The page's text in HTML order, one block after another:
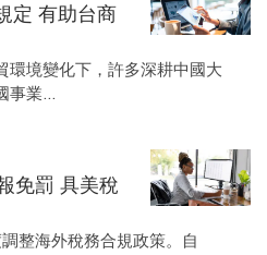
定 有助台商
環境變化下，許多深耕中國大
事業...
免罰 具美稅
整海外稅務合規政策。自